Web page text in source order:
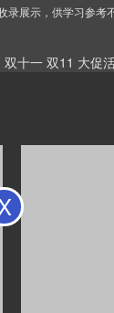
展示，供学习参考